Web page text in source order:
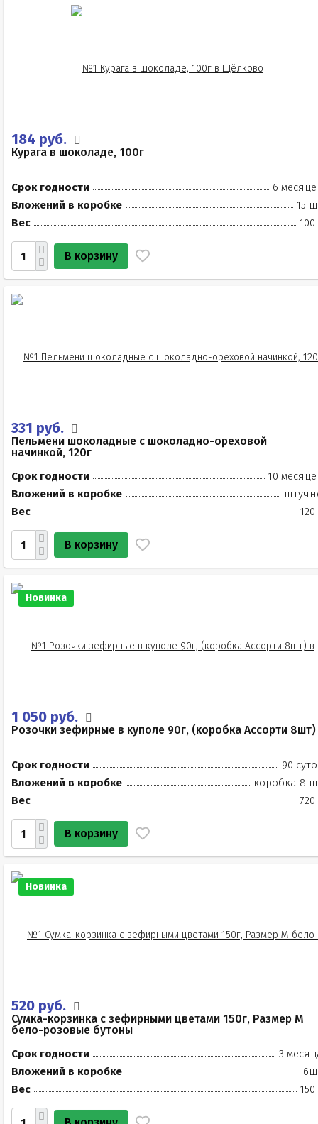
184 руб.
Курага в шоколаде, 100г
Срок годности
6
Вложений в коробке
15
Вес
100
В корзину
331 руб.
Пельмени шоколадные с шоколадно-ореховой
начинкой, 120г
Срок годности
10
Вложений в коробке
Вес
120
В корзину
Новинка
1 050 руб.
Розочки зефирные в куполе 90г, (коробка Ассорти 8шт)
Срок годности
90
Вложений в коробке
коробка 8
Вес
720
В корзину
Новинка
520 руб.
Сумка-корзинка с зефирными цветами 150г, Размер М
бело-розовые бутоны
Срок годности
3
Вложений в коробке
Вес
150